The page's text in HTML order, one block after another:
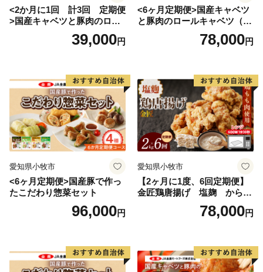
<2か月に1回 計3回 定期便
>国産キャベツと豚肉のロー
ルキャベツ（4P入り）
39,000円
<6ヶ月定期便>国産キャベツ
と豚肉のロールキャベツ（4P
78,000円
愛知県小牧市
<6ヶ月定期便>国産豚で作っ
たこだわり惣菜セット
96,000円
愛知県小牧市
【2ヶ月に1度、6回定期便】
金匠鶏唐揚げ 塩麹 からあ
78,000円